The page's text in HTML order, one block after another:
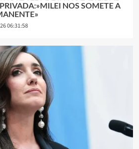
NOS SOMETE A
06:31:58